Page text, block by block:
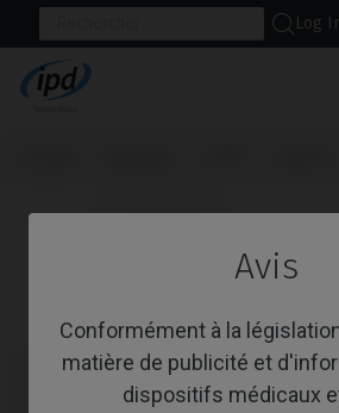
Avis
Conformément à la
matière de publicité et
dispositifs médicaux
Log
                      Scanbodies